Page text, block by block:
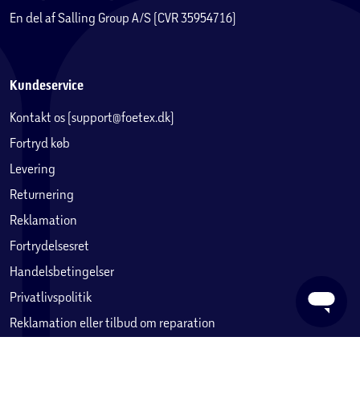
En del af Salling Group A/S (CVR 35954716)
Kundeservice
Kontakt os (support@foetex.dk)
Fortryd køb
Levering
Returnering
Reklamation
Fortrydelsesret
Handelsbetingelser
Privatlivspolitik
Reklamation eller tilbud om reparation